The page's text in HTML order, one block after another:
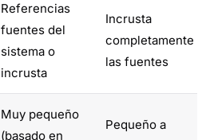
Referencias
fuentes del
sistema o
incrusta
Incrusta
completamente
las fuentes
Muy pequeño
(basado en
Pequeño a